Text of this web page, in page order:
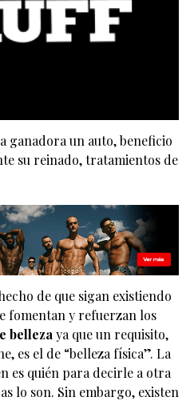
ganadora un auto, beneficio
su reinado, tratamientos de
de que sigan existiendo
fomentan y refuerzan los
belleza ya que un requisito,
es el de “belleza física”. La
es quién para decirle a otra
lo son. Sin embargo, existen